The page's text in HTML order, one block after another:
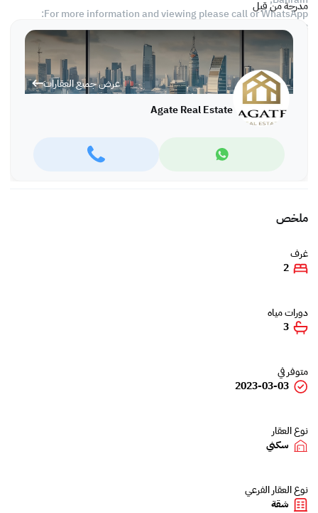
مدرجة من قبل
عرض جميع العقارات
Agate Real Estate
For more information and viewing please call or WhatsApp:
Ivana Ivanova: +973 66663360, office: +973 17280288
ملخص
غرف
2
دورات مياه
3
متوفر في
2023-03-03
نوع العقار
سكني
نوع العقار الفرعي
شقة